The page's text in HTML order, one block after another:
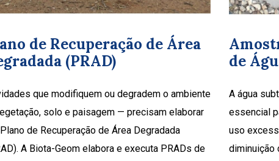
de Recuperação de Área
(PRAD)
que modifiquem ou degradem o ambiente
solo e paisagem — precisam elaborar
de Recuperação de Área Degradada
A Biota-Geom elabora e executa PRADs de
de
A água
essencial
uso
diminuição